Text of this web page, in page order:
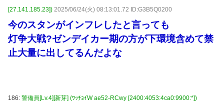
[27.141.185.23]) 2025/06/24(火) 08:13:01.72 ID:G3B5Q0200
今のスタンがインフレしたと言っても
灯争大戦?ゼンデイカー期の方が下環境含めて禁
止大量に出してるんだよな
186: 警備員[Lv.4][新芽] (ﾜｯﾁｮｲW ae52-RCwy [2400:4053:4ca0:9900:*])